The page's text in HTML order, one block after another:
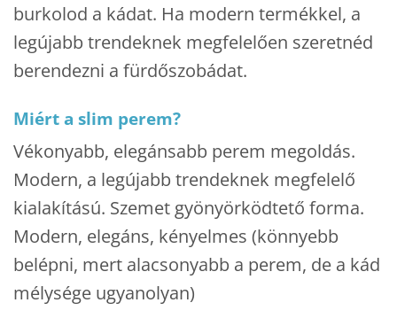
burkolod a kádat. Ha modern termékkel, a
legújabb trendeknek megfelelően szeretnéd
berendezni a fürdőszobádat.
Miért a slim perem?
Vékonyabb, elegánsabb perem megoldás.
Modern, a legújabb trendeknek megfelelő
kialakítású. Szemet gyönyörködtető forma.
Modern, elegáns, kényelmes (könnyebb
belépni, mert alacsonyabb a perem, de a kád
mélysége ugyanolyan)